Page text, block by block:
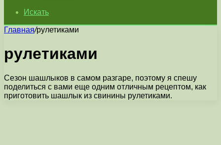
Искать
Главная/рулетиками
рулетиками
Сезон шашлыков в самом разгаре, поэтому я спешу
поделиться с вами еще одним отличным рецептом, как
приготовить шашлык из свинины рулетиками.